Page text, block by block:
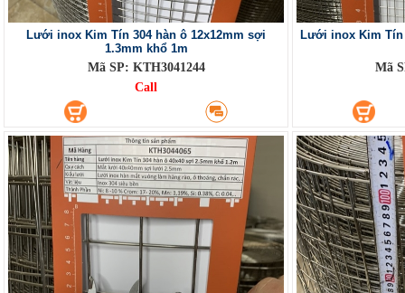
Lưới inox Kim Tín 304 hàn ô 12x12mm sợi
1.3mm khổ 1m
Mã SP: KTH3041244
Call
Lưới inox Kim Tín
Mã